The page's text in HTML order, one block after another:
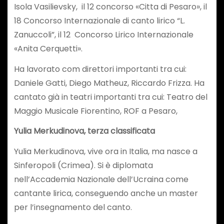
Isola Vasilievsky, il 12 concorso «Citta di Pesaro», il
18 Concorso Internazionale di canto lirico “L.
Zanuccoli”, il 12 Concorso Lirico Internazionale
«Anita Cerquetti».
Ha lavorato com direttori importanti tra cui:
Daniele Gatti, Diego Matheuz, Riccardo Frizza. Ha
cantato già in teatri importanti tra cui: Teatro del
Maggio Musicale Fiorentino, ROF a Pesaro,
Yulia Merkudinova, terza classificata
Yulia Merkudinova, vive ora in Italia, ma nasce a
Sinferopoli (Crimea). Si è diplomata
nell’Accademia Nazionale dell’Ucraina come
cantante lirica, conseguendo anche un master
per l’insegnamento del canto.